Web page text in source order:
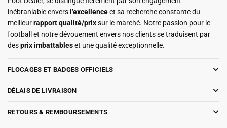
inébranlable envers l’excellenceet sa recherche constante du
meilleurrapport qualité/prixsur le marché. Notre passion pour le
football et notre dévouement envers nos clients se traduisent par
desprix imbattableset une qualité exceptionnelle.
FLOCAGES ET BADGES OFFICIELS
DÉLAIS DE LIVRAISON
RETOURS & REMBOURSEMENTS